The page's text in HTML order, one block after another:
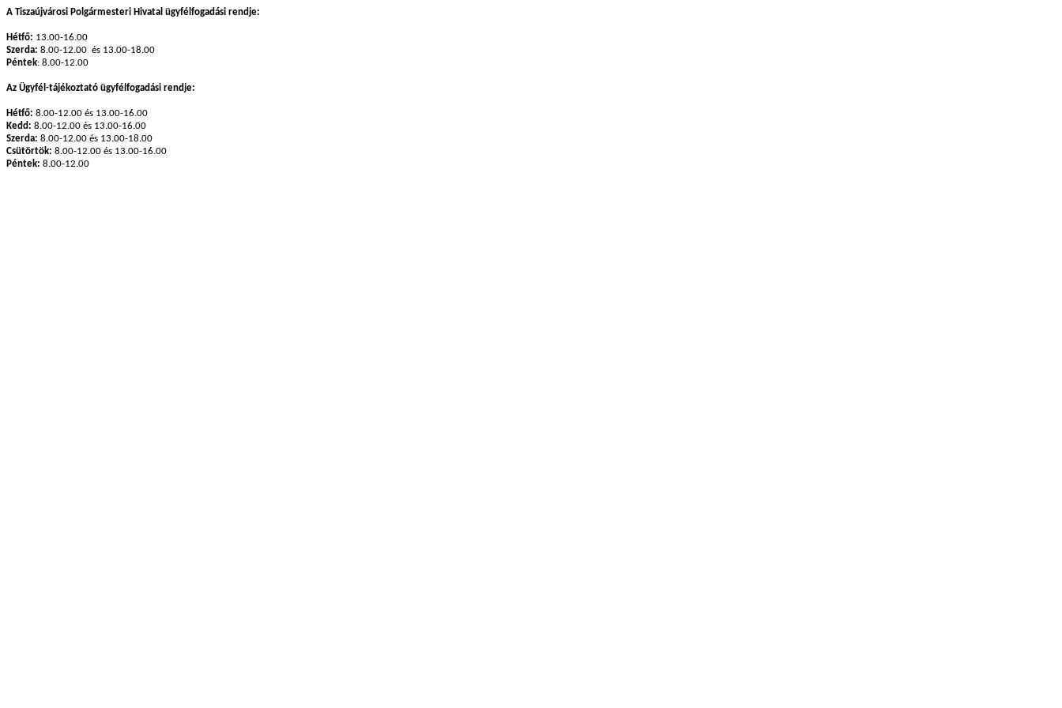
A Tiszaújvárosi Polgármesteri Hivatal ügyfélfogadási rendje:
Hétfő: 13.00-16.00
Szerda: 8.00-12.00 és 13.00-18.00
Péntek: 8.00-12.00
Az Ügyfél-tájékoztató ügyfélfogadási rendje:
Hétfő: 8.00-12.00 és 13.00-16.00
Kedd: 8.00-12.00 és 13.00-16.00
Szerda: 8.00-12.00 és 13.00-18.00
Csütörtök: 8.00-12.00 és 13.00-16.00
Péntek: 8.00-12.00